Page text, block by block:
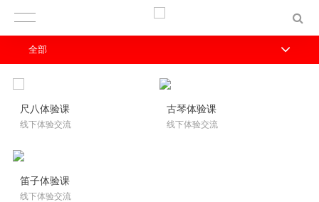
尺八体验课
线下体验交流
古琴体验课
线下体验交流
笛子体验课
线下体验交流
全部